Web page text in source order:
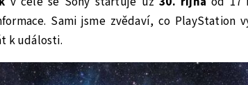
Sami jsme zvědaví, co PlayStation
k události.